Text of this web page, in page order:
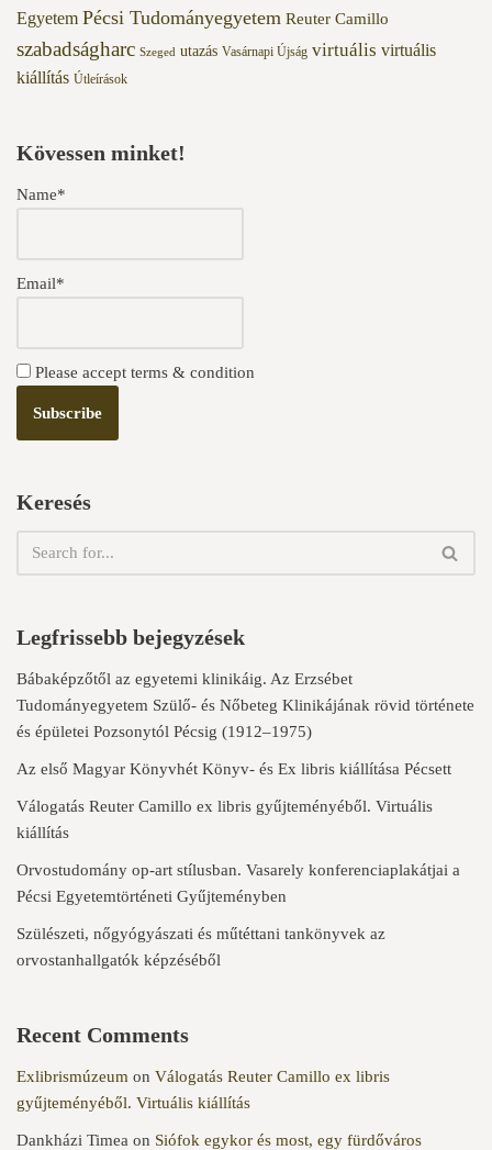
Egyetem Pécsi Tudományegyetem Reuter Camillo
szabadságharc Szeged utazás Vasárnapi Újság virtuális virtuális
kiállítás Útleírások
Kövessen minket!
Name*
Email*
Please accept terms & condition
Keresés
Legfrissebb bejegyzések
Bábaképzőtől az egyetemi klinikáig. Az Erzsébet
Tudományegyetem Szülő- és Nőbeteg Klinikájának rövid története
és épületei Pozsonytól Pécsig (1912–1975)
Az első Magyar Könyvhét Könyv- és Ex libris kiállítása Pécsett
Válogatás Reuter Camillo ex libris gyűjteményéből. Virtuális
kiállítás
Orvostudomány op-art stílusban. Vasarely konferenciaplakátjai a
Pécsi Egyetemtörténeti Gyűjteményben
Szülészeti, nőgyógyászati és műtéttani tankönyvek az
orvostanhallgatók képzéséből
Recent Comments
Exlibrismúzeum on Válogatás Reuter Camillo ex libris
gyűjteményéből. Virtuális kiállítás
Dankházi Timea on Siófok egykor és most, egy fürdőváros